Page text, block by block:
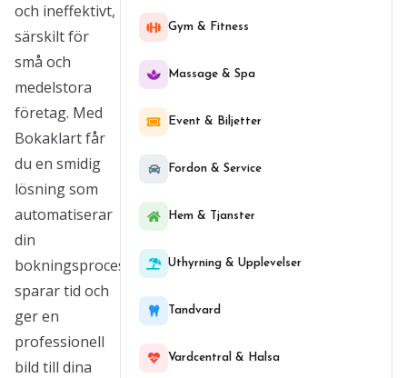
och ineffektivt,
särskilt för
små och
medelstora
företag. Med
Bokaklart får
du en smidig
lösning som
automatiserar
din
bokningsprocess,
sparar tid och
ger en
professionell
bild till dina
Gym & Fitness
Massage & Spa
Event & Biljetter
Fordon & Service
Hem & Tjanster
Uthyrning & Upplevelser
Tandvard
Vardcentral & Halsa